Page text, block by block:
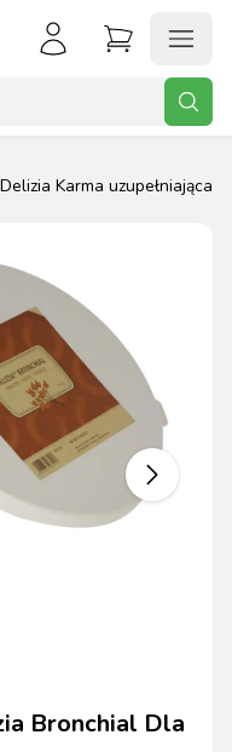
Delizia Karma uzupełniająca
Bronchial Dla